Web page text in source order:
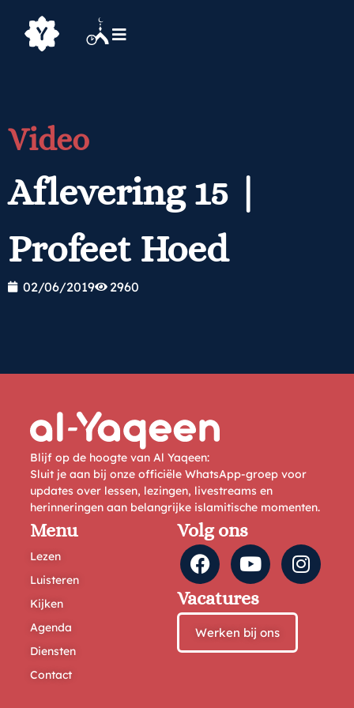
Video
Aflevering 15 |
Profeet Hoed
02/06/2019 2960
Blijf op de hoogte van Al Yaqeen:
Sluit je aan bij onze officiële WhatsApp-groep voor
updates over lessen, lezingen, livestreams en
herinneringen aan belangrijke islamitische momenten.
Menu
Lezen
Luisteren
Kijken
Agenda
Diensten
Contact
Volg ons
Vacatures
Werken bij ons